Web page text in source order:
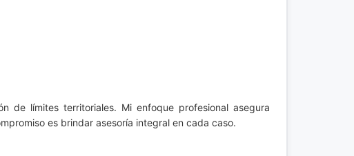
de límites territoriales. Mi enfoque profesional asegura
es brindar asesoría integral en cada caso.